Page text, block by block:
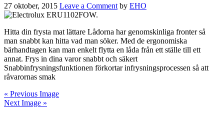
27 oktober, 2015 Leave a Comment by EHO
Hitta din frysta mat lättare Lådorna har genomskinliga fronter så
man snabbt kan hitta vad man söker. Med de ergonomiska
bärhandtagen kan man enkelt flytta en låda från ett ställe till ett
annat. Frys in dina varor snabbt och säkert
Snabbinfrysningsfunktionen förkortar infrysningsprocessen så att
råvarornas smak
« Previous Image
Next Image »